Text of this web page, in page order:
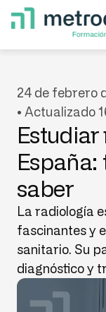
24 de febrero
• Actualizado
España:
saber
La radiología
fascinantes y
sanitario. Su
diagnóstico y